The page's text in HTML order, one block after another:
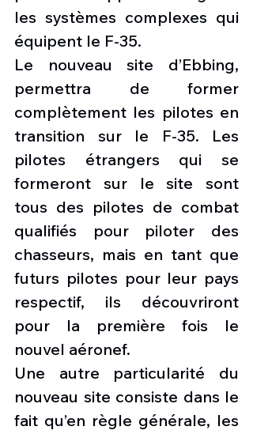
les systèmes complexes qui
équipent le F-35.
Le nouveau site d’Ebbing,
permettra de former
complètement les pilotes en
transition sur le F-35. Les
pilotes étrangers qui se
formeront sur le site sont
tous des pilotes de combat
qualifiés pour piloter des
chasseurs, mais en tant que
futurs pilotes pour leur pays
respectif, ils découvriront
pour la première fois le
nouvel aéronef.
Une autre particularité du
nouveau site consiste dans le
fait qu’en règle générale, les